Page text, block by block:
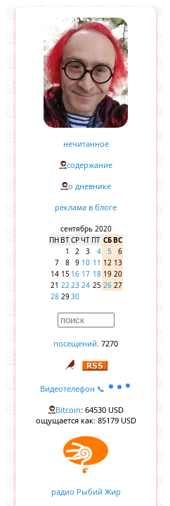
нечитанное
содержание
о дневнике
реклама в блоге
сентябрь 2020
ПН ВТСРЧТ ПТ СБВС
1
2 3 4 5
6
7
8 9 10 11 12 13
14 15 16 17 18 19 20
21 2223 24 25 26 27
28 2930
посещений: 7270
Видеотелефон 📞
Bitcoin: 64530 USD
ощущается как: 85179 USD
радио Рыбий Жир